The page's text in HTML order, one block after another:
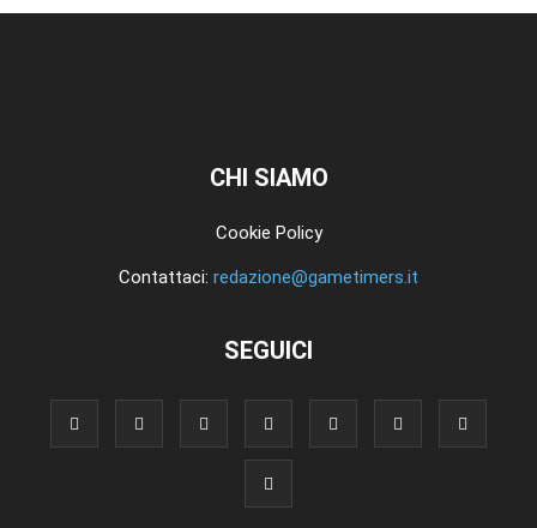
CHI SIAMO
Cookie Policy
Contattaci: redazione@gametimers.it
SEGUICI